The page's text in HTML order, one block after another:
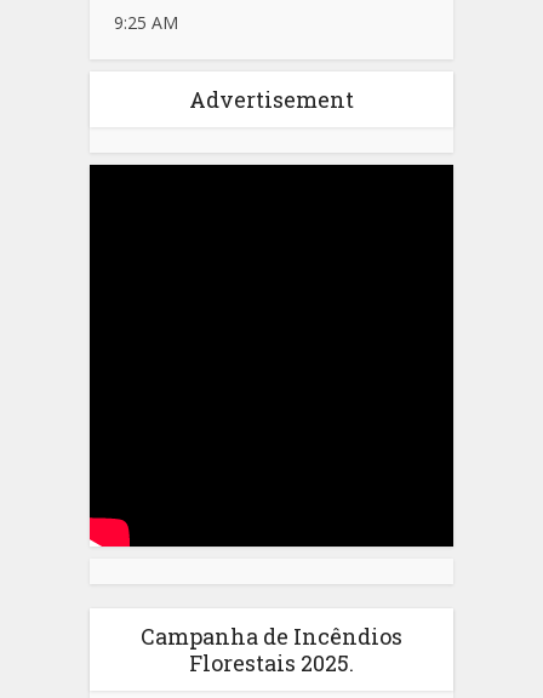
9:25 AM
Advertisement
Campanha de Incêndios
Florestais 2025.